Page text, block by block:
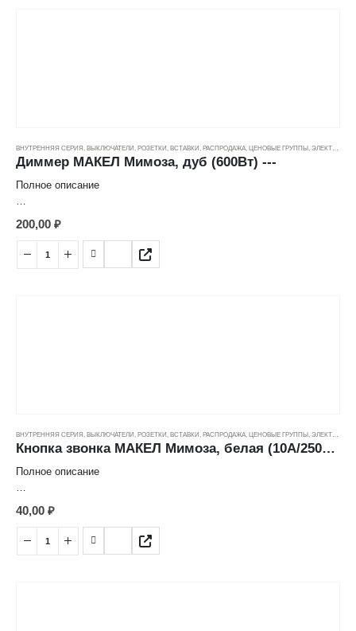
ВНУТРЕННЯЯ СЕРИЯ, ВЫКЛЮЧАТЕЛИ, РОЗЕТКИ, ВСТАВКИ, РАСПРОДАЖА, ЦЕНОВЫЕ ГРУППЫ , ЭЛЕКТРОТОВАРЫ
Диммер МАКЕЛ Мимоза, дуб (600Вт) ---
Полное описание
Характеристика товара:
Светорегулятор
Страна: Турция
Производитель: Makel
200,00 ₽
ВНУТРЕННЯЯ СЕРИЯ, ВЫКЛЮЧАТЕЛИ, РОЗЕТКИ, ВСТАВКИ, РАСПРОДАЖА, ЦЕНОВЫЕ ГРУППЫ , ЭЛЕКТРОТОВАРЫ
Кнопка звонка МАКЕЛ Мимоза, белая (10А/250В) ---
Полное описание
Характеристика товара:
Кнопка звонка
Страна: Турция
Производитель: Makel
40,00 ₽